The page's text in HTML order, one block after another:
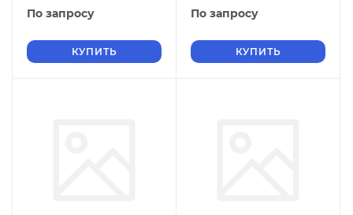
21931-76
По запросу
КУПИТЬ
21931-76
По запросу
КУПИТЬ